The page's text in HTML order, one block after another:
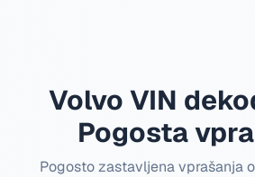
Volvo VIN
Pogosta
Pogosto zastavljena vprašanja